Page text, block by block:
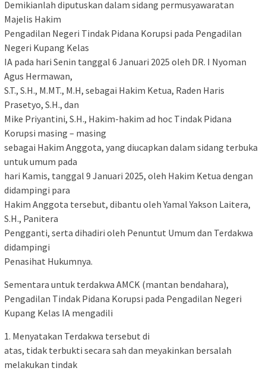
Demikianlah diputuskan dalam sidang permusyawaratan
Majelis Hakim
Pengadilan Negeri Tindak Pidana Korupsi pada Pengadilan
Negeri Kupang Kelas
IA pada hari Senin tanggal 6 Januari 2025 oleh DR. I Nyoman
Agus Hermawan,
S.T., S.H., M.MT., M.H, sebagai Hakim Ketua, Raden Haris
Prasetyo, S.H., dan
Mike Priyantini, S.H., Hakim-hakim ad hoc Tindak Pidana
Korupsi masing – masing
sebagai Hakim Anggota, yang diucapkan dalam sidang terbuka
untuk umum pada
hari Kamis, tanggal 9 Januari 2025, oleh Hakim Ketua dengan
didampingi para
Hakim Anggota tersebut, dibantu oleh Yamal Yakson Laitera,
S.H., Panitera
Pengganti, serta dihadiri oleh Penuntut Umum dan Terdakwa
didampingi
Penasihat Hukumnya.
Sementara untuk terdakwa AMCK (mantan bendahara),
Pengadilan Tindak Pidana Korupsi pada Pengadilan Negeri
Kupang Kelas IA mengadili
1. Menyatakan Terdakwa tersebut di
atas, tidak terbukti secara sah dan meyakinkan bersalah
melakukan tindak